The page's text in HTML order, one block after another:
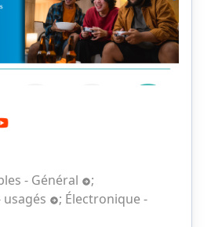
- Général
;
; Électronique -